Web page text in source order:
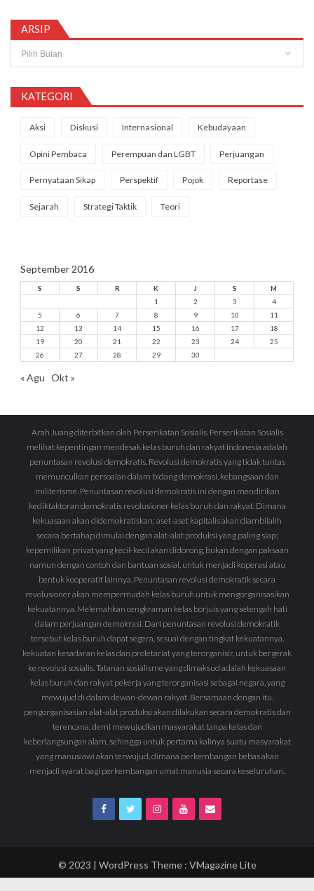
ARSIP
KATEGORI
Aksi Diskusi Internasional Kebudayaan
Opini Pembaca Perempuan dan LGBT Perjuangan
Pernyataan Sikap Perspektif Pojok Reportase
Sejarah Strategi Taktik Teori
September 2016
S S R K J S
M
1
2 3
4
5
6 7 8 9 10
11
12
13 14 15 16 17
18
19
20 21 22 23 24
25
26
27 28 29 30
« Agu Okt »
Arah Juang diterbitkan oleh Perserikatan Sosialis. Perserikatan Sosialis
melihat kepentingan mendesak kelas buruh dan rakyat Indonesia adalah
penuntasan revolusi demokratis. Revolusi demokratis yang tidak tuntas
memunculkan persoalan dalam bidang demokrasi, kebangsaan dan
militerisme. Penuntasan revolusi demokratis ini dengan mendirikan
kediktaktoran demokratis revolusioner kelas buruh dan rakyat. Dimana
kekuasaan akan didemokratiskan; aset-aset kapitalis akan diambilalih
secara bertahap dimulai dengan alat-alat produksi yang paling siap;
kepemilikan privat yang kecil-kecil akan didorong, bukan dengan paksaan
namun dengan contoh dan bantuan sosial, untuk menjadi koperasi atau
bentuk kooperatif lainnya. Penuntasan revolusi demokratik secara
revolusioner akan mempermudah kelas buruh untuk mengorganisasikan
kekuatannya. Melemahkan cengkraman kelas borjuis yang setengah hati
dalam perjuangan demokrasi. Dari penuntasan revolusi demokratik
tersebut kelas buruh dapat segera, sesuai dengan tingkat kekuatannya,
kekuatan kesadaran kelas dan proletariat yang terorganisir, untuk bergerak
ke revolusi sosialis. Tatanan sosialisme yang dimaksud adalah kekuasaan
kelas buruh dan rakyat pekerja yang terorganisasi sebagai negara, yang
mewujud di dalam dewan-dewan rakyat. Bersamaan dengan itu,
pengorganisasian alat-alat produksi akan dilakukan secara demokratis dan
terencana, demi mewujudkan masyarakat tanpa kelas dan
keberlangsungan alam, sehingga untuk pertama kalinya suatu masyarakat
yang manusiawi akan terwujud, dimana perkembangan bebas akan
menjadi syarat bagi perkembangan umat manusia secara keseluruhan.
© 2023 | WordPress Theme : VMagazine Lite